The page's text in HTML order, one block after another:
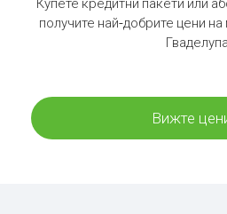
получите най-добрите цени
Вижте